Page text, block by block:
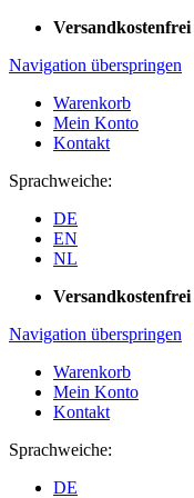
Versandkostenfrei
Navigation überspringen
Warenkorb
Mein Konto
Kontakt
Sprachweiche:
DE
EN
NL
Versandkostenfrei
Navigation überspringen
Warenkorb
Mein Konto
Kontakt
Sprachweiche:
DE